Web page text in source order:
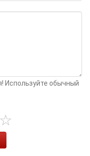
Используйте обычный